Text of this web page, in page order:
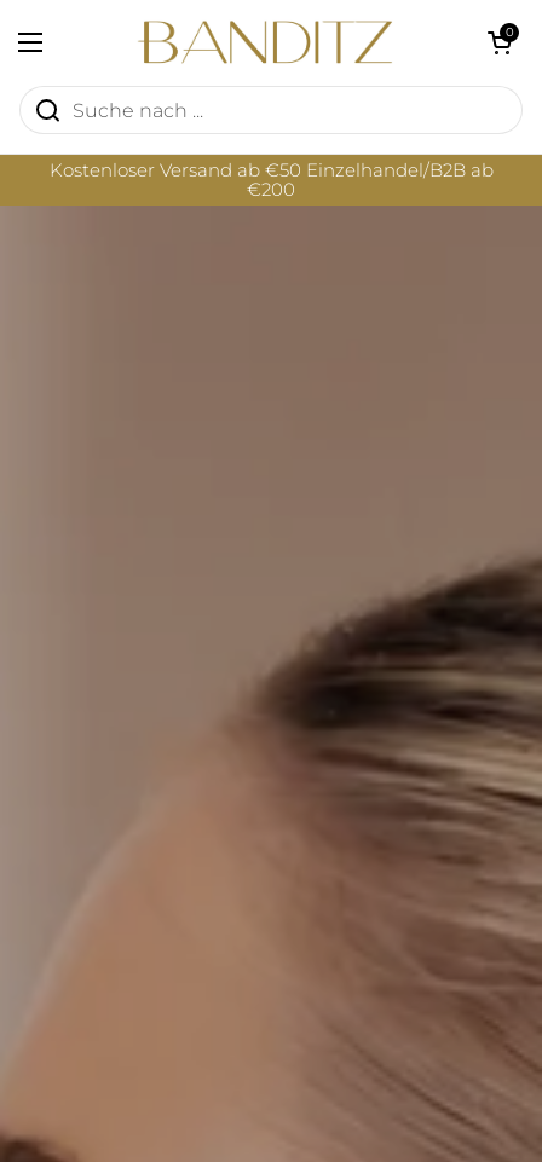
Menü öffnen
Warenkorb
0
Kostenloser Versand ab €50 Einzelhandel/B2B ab
€200